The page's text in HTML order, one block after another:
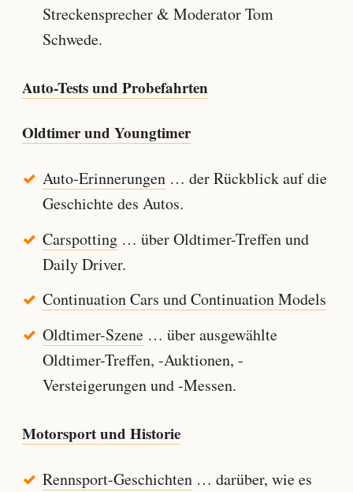
Streckensprecher & Moderator Tom
Schwede.
Auto-Tests und Probefahrten
Oldtimer und Youngtimer
Auto-Erinnerungen… der Rückblick auf die
Geschichte des Autos.
Carspotting… über Oldtimer-Treffen und
Daily Driver.
Continuation Cars und Continuation Models
Oldtimer-Szene… über ausgewählte
Oldtimer-Treffen, -Auktionen, -
Versteigerungen und -Messen.
Motorsport und Historie
Rennsport-Geschichten… darüber, wie es